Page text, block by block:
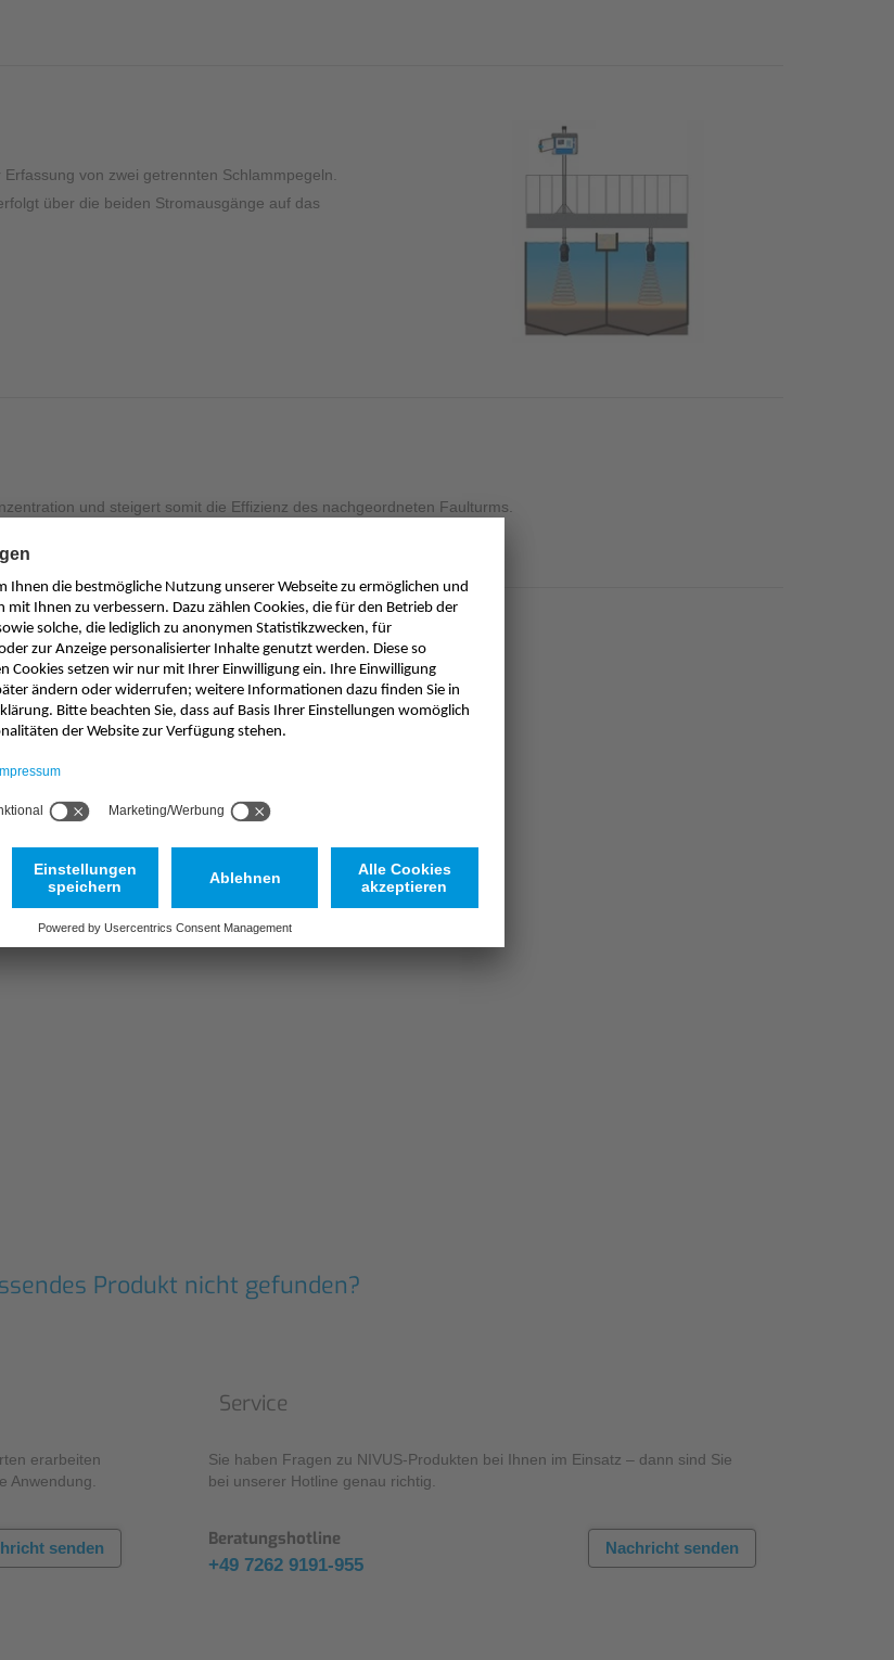
von zwei getrennten Schlammpegeln.
über die beiden Stromausgänge auf das
und steigert somit die Effizienz des nachgeordneten Faulturms.
Produkt nicht gefunden?
erarbeiten
Anwendung.
senden
Service
Sie haben Fragen zu NIVUS-Produkten bei Ihnen im Einsatz – dann sind Sie
bei unserer Hotline genau richtig.
Beratungshotline
+49 7262 9191-955
Nachricht senden